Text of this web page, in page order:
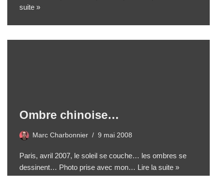
suite »
Ombre chinoise…
Marc Charbonnier 9 mai 2008
Paris, avril 2007, le soleil se couche… les ombres se
dessinent… Photo prise avec mon… Lire la suite »